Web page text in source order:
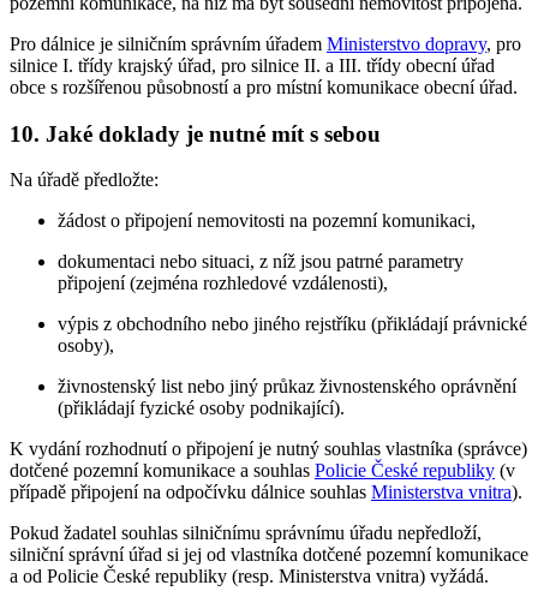
Pro dálnice je silničním správním úřadem Ministerstvo dopravy, pro
silnice I. třídy krajský úřad, pro silnice II. a III. třídy obecní úřad
obce s rozšířenou působností a pro místní komunikace obecní úřad.
10. Jaké doklady je nutné mít s sebou
Na úřadě předložte:
žádost o připojení nemovitosti na pozemní komunikaci,
dokumentaci nebo situaci, z níž jsou patrné parametry
připojení (zejména rozhledové vzdálenosti),
výpis z obchodního nebo jiného rejstříku (přikládají právnické
osoby),
živnostenský list nebo jiný průkaz živnostenského oprávnění
(přikládají fyzické osoby podnikající).
K vydání rozhodnutí o připojení je nutný souhlas vlastníka (správce)
dotčené pozemní komunikace a souhlas Policie České republiky (v
případě připojení na odpočívku dálnice souhlas Ministerstva vnitra).
Pokud žadatel souhlas silničnímu správnímu úřadu nepředloží,
silniční správní úřad si jej od vlastníka dotčené pozemní komunikace
a od Policie České republiky (resp. Ministerstva vnitra) vyžádá.